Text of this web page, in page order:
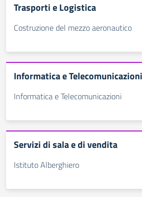
Trasporti e Logistica
Costruzione del mezzo aeronautico
Informatica e Telecomunicazioni
Informatica e Telecomunicazioni
Servizi di sala e di vendita
Istituto Alberghiero